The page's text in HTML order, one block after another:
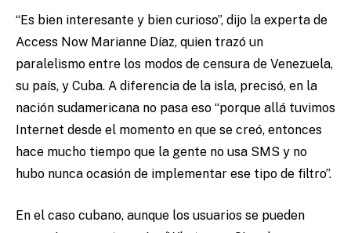
“Es bien interesante y bien curioso”, dijo la experta de
Access Now Marianne Díaz, quien trazó un
paralelismo entre los modos de censura de Venezuela,
su país, y Cuba. A diferencia de la isla, precisó, en la
nación sudamericana no pasa eso “porque allá tuvimos
Internet desde el momento en que se creó, entonces
hace mucho tiempo que la gente no usa SMS y no
hubo nunca ocasión de implementar ese tipo de filtro”.
En el caso cubano, aunque los usuarios se pueden